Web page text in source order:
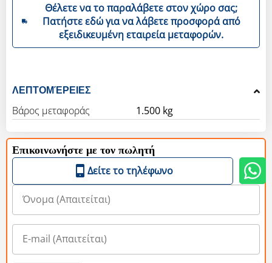
Θέλετε να το παραλάβετε στον χώρο σας;
Πατήστε εδώ για να λάβετε προσφορά από
εξειδικευμένη εταιρεία μεταφορών.
ΛΕΠΤΟΜΈΡΕΙΕΣ
Βάρος μεταφοράς 1.500 kg
Επικοινωνήστε με τον πωλητή
Δείτε το τηλέφωνο